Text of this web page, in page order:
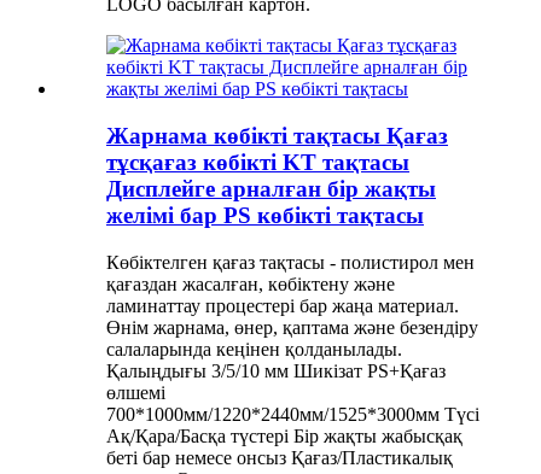
LOGO басылған картон.
Жарнама көбікті тақтасы Қағаз
тұсқағаз көбікті KT тақтасы
Дисплейге арналған бір жақты
желімі бар PS көбікті тақтасы
Көбіктелген қағаз тақтасы - полистирол мен
қағаздан жасалған, көбіктену және
ламинаттау процестері бар жаңа материал.
Өнім жарнама, өнер, қаптама және безендіру
салаларында кеңінен қолданылады.
Қалыңдығы 3/5/10 мм Шикізат PS+Қағаз
өлшемі
700*1000мм/1220*2440мм/1525*3000мм Түсі
Ақ/Қара/Басқа түстері Бір жақты жабысқақ
беті бар немесе онсыз Қағаз/Пластикалық